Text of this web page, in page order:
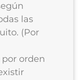
las
(Por
por orden